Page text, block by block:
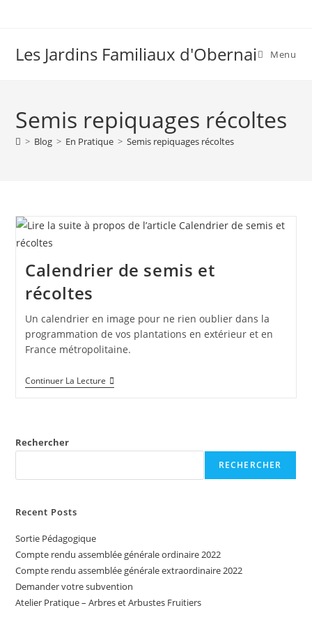
Les Jardins Familiaux d'Obernai Menu
Semis repiquages récoltes
> Blog > En Pratique > Semis repiquages récoltes
Calendrier de semis et
récoltes
Un calendrier en image pour ne rien oublier dans la
programmation de vos plantations en extérieur et en
France métropolitaine.
Continuer La LectureCalendrier
De
Rechercher
RECHERCHER
Recent Posts
Sortie Pédagogique
Compte rendu assemblée générale ordinaire 2022
Compte rendu assemblée générale extraordinaire 2022
Demander votre subvention
Atelier Pratique – Arbres et Arbustes Fruitiers